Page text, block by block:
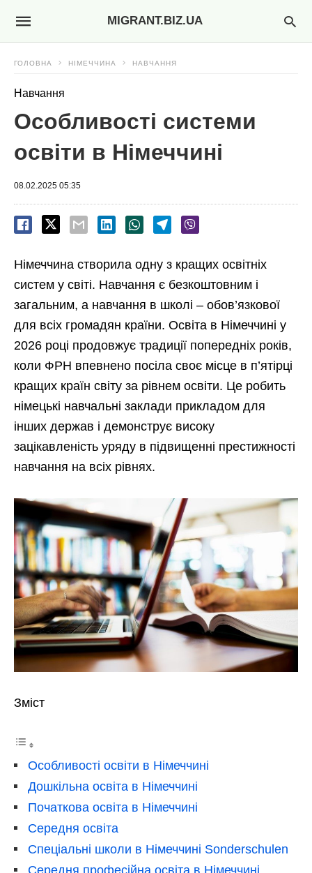
MIGRANT.BIZ.UA
ГОЛОВНА НІМЕЧЧИНА НАВЧАННЯ
Навчання
Особливості системи
освіти в Німеччині
08.02.2025 05:35
Німеччина створила одну з кращих освітніх
систем у світі. Навчання є безкоштовним і
загальним, а навчання в школі – обов’язкової
для всіх громадян країни. Освіта в Німеччині у
2026 році продовжує традиції попередніх років,
коли ФРН впевнено посіла своє місце в п’ятірці
кращих країн світу за рівнем освіти. Це робить
німецькі навчальні заклади прикладом для
інших держав і демонструє високу
зацікавленість уряду в підвищенні престижності
навчання на всіх рівнях.
Зміст
Особливості освіти в Німеччині
Дошкільна освіта в Німеччині
Початкова освіта в Німеччині
Середня освіта
Спеціальні школи в Німеччині Sonderschulen